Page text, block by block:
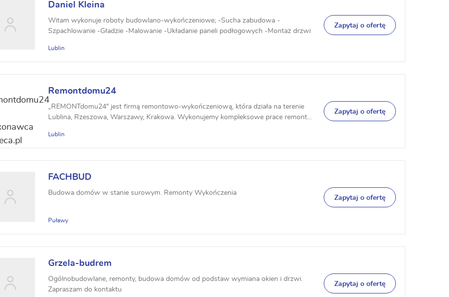
Daniel Kleina
Witam wykonuje roboty budowlano-wykończeniowe; -Sucha zabudowa -
Szpachlowanie -Gładzie -Malowanie -Układanie paneli podłogowych -Montaż drzwi
Lublin
Zapytaj o ofertę
Remontdomu24
„REMONTdomu24″ jest firmą remontowo-wykończeniową, która działa na terenie
Lublina, Rzeszowa, Warszawy, Krakowa. Wykonujemy kompleksowe prace remont...
Lublin
Zapytaj o ofertę
FACHBUD
Budowa domów w stanie surowym. Remonty Wykończenia
Puławy
Zapytaj o ofertę
Grzela-budrem
Ogólnobudowlane, remonty, budowa domów od podstaw wymiana okien i drzwi.
Zapraszam do kontaktu
Zapytaj o ofertę